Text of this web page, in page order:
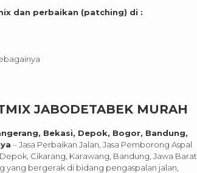
dan perbaikan (patching) di :
JABODETABEK MURAH
Bekasi, Depok, Bogor, Bandung,
– Jasa Perbaikan Jalan, Jasa Pemborong Aspal
Cikarang, Karawang, Bandung, Jawa Barat,
yang bergerak di bidang pengaspalan jalan,